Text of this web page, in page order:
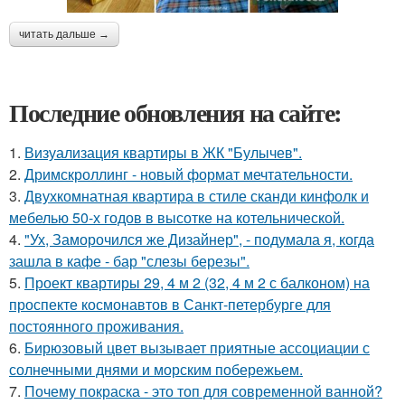
читать дальше →
Последние обновления на сайте:
1. Визуализация квартиры в ЖК "Булычев".
2. Дримскроллинг - новый формат мечтательности.
3. Двухкомнатная квартира в стиле сканди кинфолк и
мебелью 50-х годов в высотке на котельнической.
4. "Ух, Заморочился же Дизайнер", - подумала я, когда
зашла в кафе - бар "слезы березы".
5. Проект квартиры 29, 4 м 2 (32, 4 м 2 с балконом) на
проспекте космонавтов в Санкт-петербурге для
постоянного проживания.
6. Бирюзовый цвет вызывает приятные ассоциации с
солнечными днями и морским побережьем.
7. Почему покраска - это топ для современной ванной?